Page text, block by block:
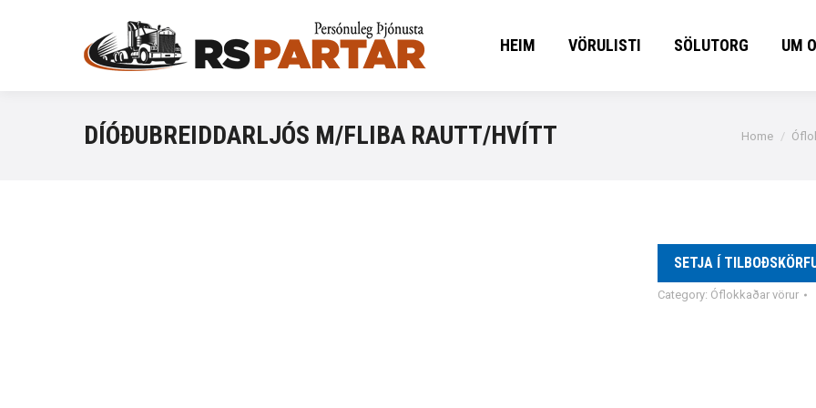
HEIM VÖRULISTI SÖLUTORG UM
DÍÓÐUBREIDDARLJÓS M/FLIBA RAUTT/HVÍTT You are
Home
SETJA Í
Category: Óflokkaðar vörur